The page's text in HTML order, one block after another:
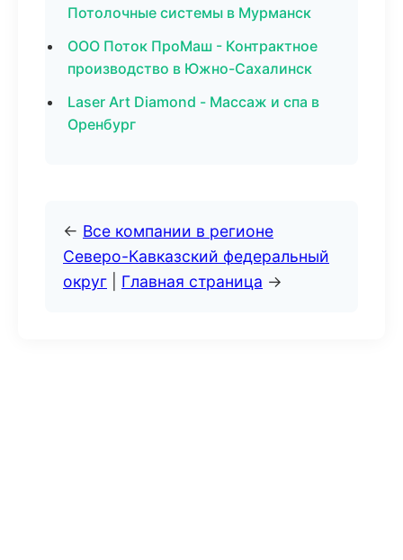
Потолочные системы в Мурманск
ООО Поток ПроМаш - Контрактное
производство в Южно-Сахалинск
Laser Art Diamond - Массаж и спа в
Оренбург
← Все компании в регионе
Северо-Кавказский федеральный
округ
Главная страница →